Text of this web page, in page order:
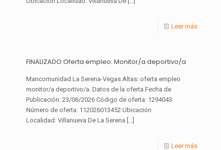
Leer más
FINALIZADO.Oferta empleo: Monitor/a deportivo/a
Mancomunidad La Serena-Vegas Altas: oferta empleo
monitor/a deportivo/a. Datos de la oferta Fecha de
Publicación: 23/06/2026 Código de oferta: 1294043
Número de oferta: 112026013452 Ubicación
Localidad: Villanueva De La Serena […]
Leer más